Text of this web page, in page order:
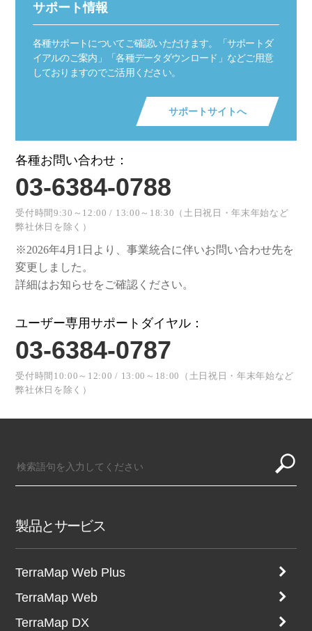
サポート情報
各種サポートについてご確認いただけます。「サポートダ
イアルのご案内」「各種データダウンロード」などご用意
しておりますのでご活用ください。
サポートサイトへ
各種お問い合わせ：
03-6384-0788
受付時間9:30～12:00 / 13:00～18:30（土日祝日・年末年始など
弊社休日を除く）
※2026年4月1日より、事業統合に伴いお問い合わせ先を
変更しました。
詳細はお知らせをご確認ください。
ユーザー専用サポートダイヤル：
03-6384-0787
受付時間10:00～12:00 / 13:00～18:00（土日祝日・年末年始など
弊社休日を除く）
製品とサービス
TerraMap Web Plus
TerraMap Web
TerraMap DX